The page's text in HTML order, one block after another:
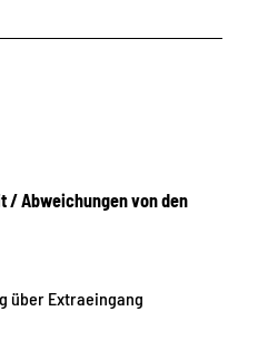
Abweichungen von den
über Extraeingang